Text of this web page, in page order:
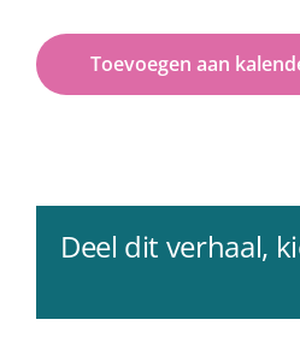
Toevoegen aan
Deel dit verhaal,